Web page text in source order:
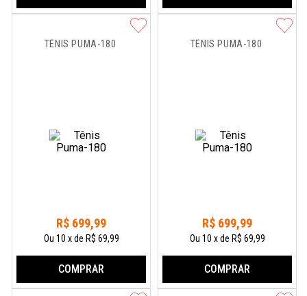
TÊNIS PUMA-180
R$ 699,99
Ou 10 xde R$ 69,99
COMPRAR
TÊNIS PUMA-180
R$ 699,99
Ou 10 xde R$ 69,99
COMPRAR